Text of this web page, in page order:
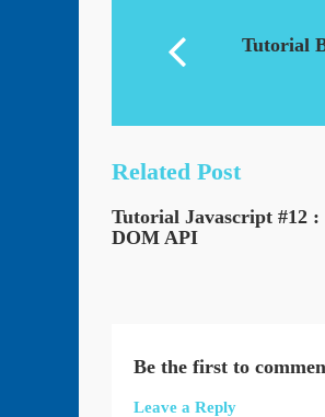
Tutorial
Related Post
Tutorial Javascript #12 :
DOM API
Be the first to
Leave a Reply